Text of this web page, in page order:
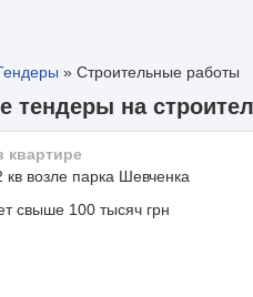
» Строительные работы
тендеры на
квартире
кв возле парка Шевченка
свыше 100 тысяч грн